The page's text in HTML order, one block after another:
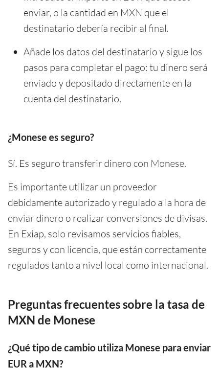
enviar, o la cantidad en MXN que el
destinatario debería recibir al final.
Añade los datos del destinatario y sigue los
pasos para completar el pago: tu dinero será
enviado y depositado directamente en la
cuenta del destinatario.
¿Monese es seguro?
Sí. Es seguro transferir dinero con Monese.
Es importante utilizar un proveedor
debidamente autorizado y regulado a la hora de
enviar dinero o realizar conversiones de divisas.
En Exiap, solo revisamos servicios fiables,
seguros y con licencia, que están correctamente
regulados tanto a nivel local como internacional.
Preguntas frecuentes sobre la tasa de
MXN de Monese
¿Qué tipo de cambio utiliza Monese para enviar
EUR a MXN?